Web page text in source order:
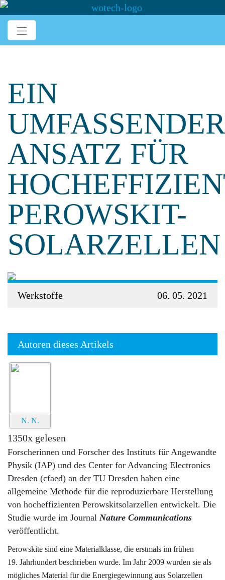
EIN
UMFASSENDER
ANSATZ FÜR
PEROWSKIT-
SOLARZELLEN
Werkstoffe 06. 05. 2021
Autoren dieses Artikels
N. N.
1350x gelesen
Forscherinnen und Forscher des Instituts für Angewandte
Physik (IAP) und des Center for Advancing Electronics
Dresden (cfaed) an der TU Dresden haben eine
allgemeine Methode für die reproduzierbare Herstellung
von hocheffizienten Perowskitsolarzellen entwickelt. Die
Studie wurde im Journal Nature Communications
veröffentlicht.
Perowskite sind eine Materialklasse, die erstmals im frühen
19. Jahrhundert beschrieben wurde. Im Jahr 2009 wurden sie als
mögliches Material für die Energiegewinnung aus Solarzellen